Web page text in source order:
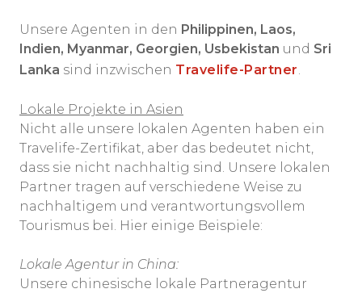
Unsere Agenten in den Philippinen, Laos,
Indien, Myanmar, Georgien, Usbekistan und Sri
Lanka sind inzwischen Travelife-Partner.
Lokale Projekte in Asien
Nicht alle unsere lokalen Agenten haben ein
Travelife-Zertifikat, aber das bedeutet nicht,
dass sie nicht nachhaltig sind. Unsere lokalen
Partner tragen auf verschiedene Weise zu
nachhaltigem und verantwortungsvollem
Tourismus bei. Hier einige Beispiele:
Lokale Agentur in China:
Unsere chinesische lokale Partneragentur